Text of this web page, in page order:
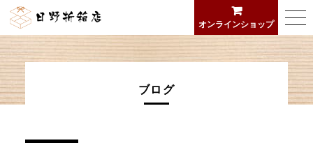
日野折箱店
ブログ
オンラインショップ